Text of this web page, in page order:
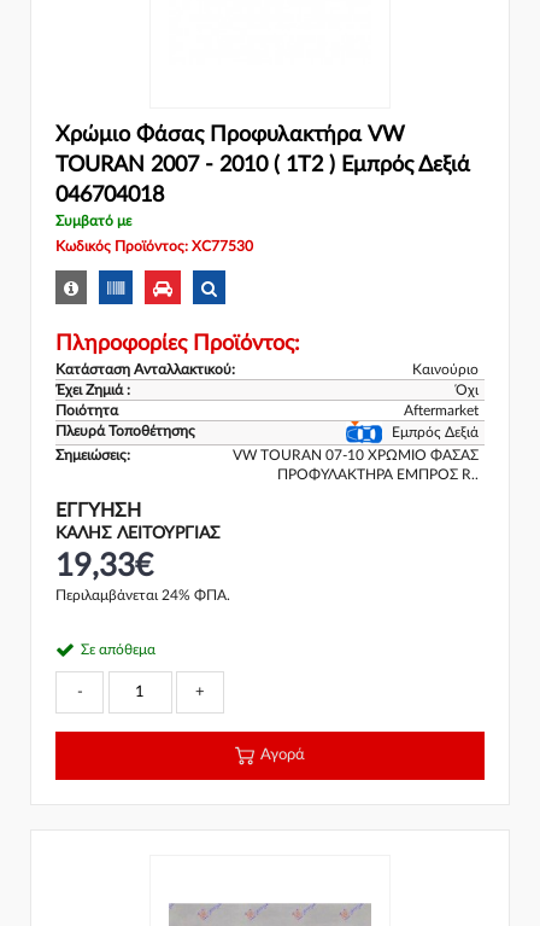
Χρώμιο Φάσας Προφυλακτήρα VW
TOURAN 2007 - 2010 ( 1T2 ) Εμπρός Δεξιά
046704018
Συμβατό με
Κωδικός Προϊόντος: XC77530
Πληροφορίες Προϊόντος:
Κατάσταση Ανταλλακτικού:
Καινούριο
Έχει Ζημιά :
Όχι
Ποιότητα
Aftermarket
Πλευρά Τοποθέτησης
Εμπρός Δεξιά
Σημειώσεις:
VW TOURAN 07-10 ΧΡΩΜΙΟ ΦΑΣΑΣ
ΠΡΟΦΥΛΑΚΤΗΡΑ ΕΜΠΡΟΣ R..
ΕΓΓΎΗΣΗ
ΚΑΛΗΣ ΛΕΙΤΟΥΡΓΙΑΣ
19,33€
Περιλαμβάνεται 24% ΦΠΑ.
Σε απόθεμα
- +
Αγορά